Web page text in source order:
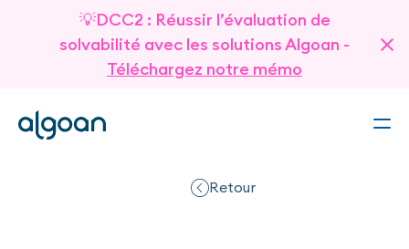
💡DCC2 : Réussir l’évaluation de
solvabilité avec les solutions Algoan -
Téléchargez notre mémo
Retour